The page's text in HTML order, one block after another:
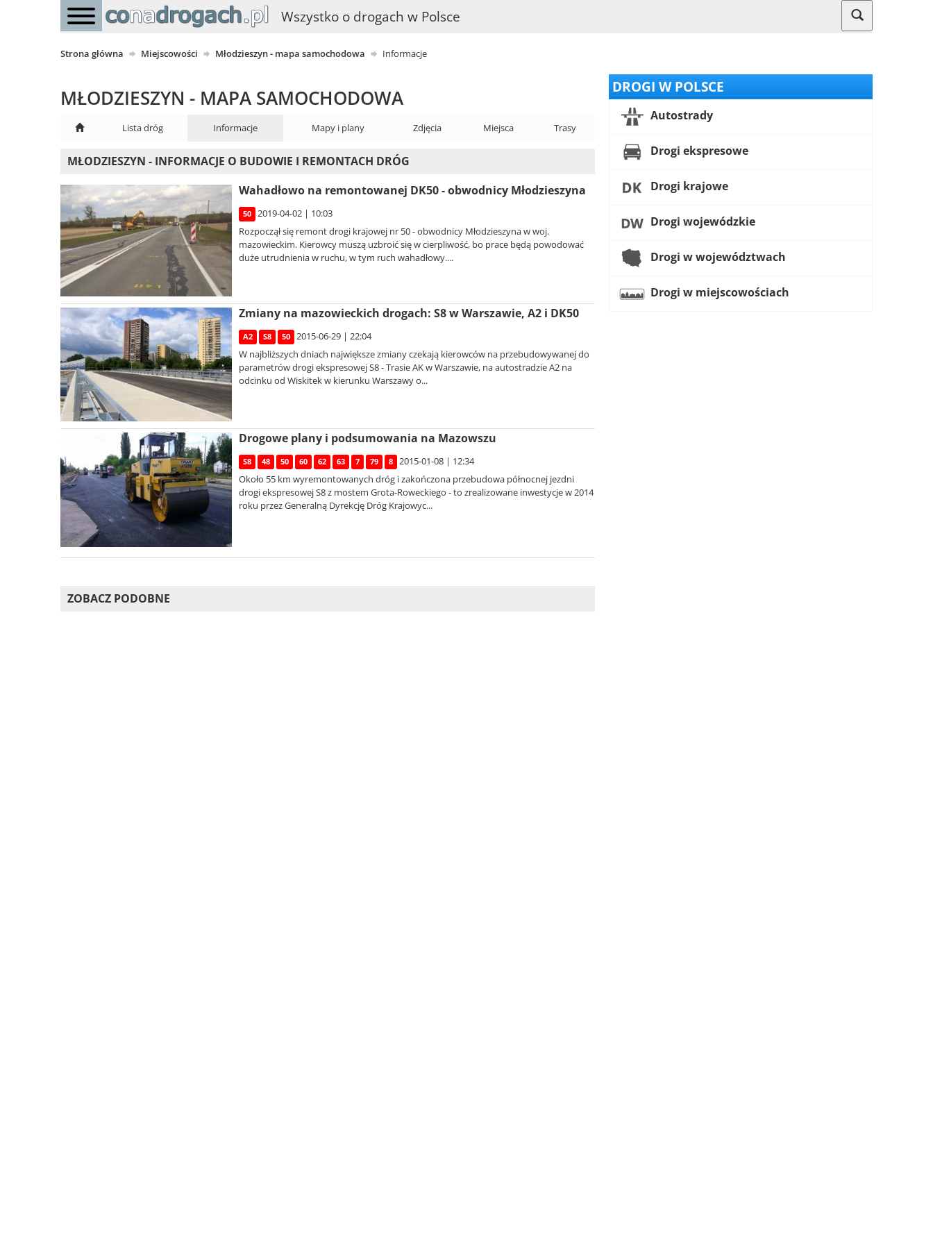
Wszystko o drogach w Polsce
Strona główna Miejscowości Młodzieszyn - mapa samochodowa Informacje
MŁODZIESZYN - MAPA SAMOCHODOWA
Lista dróg Informacje Mapy i plany Zdjęcia Miejsca Trasy
MŁODZIESZYN - INFORMACJE O BUDOWIE I REMONTACH DRÓG
Wahadłowo na remontowanej DK50 - obwodnicy Młodzieszyna
50
2019-04-02 | 10:03
Rozpoczął się remont drogi krajowej nr 50 - obwodnicy Młodzieszyna w woj.
mazowieckim. Kierowcy muszą uzbroić się w cierpliwość, bo prace będą powodować
duże utrudnienia w ruchu, w tym ruch wahadłowy....
Zmiany na mazowieckich drogach: S8 w Warszawie, A2 i DK50
A2 S8 50
2015-06-29 | 22:04
W najbliższych dniach największe zmiany czekają kierowców na przebudowywanej do
parametrów drogi ekspresowej S8 - Trasie AK w Warszawie, na autostradzie A2 na
odcinku od Wiskitek w kierunku Warszawy o...
Drogowe plany i podsumowania na Mazowszu
S8 48 50 60 62 63 7 79 8
2015-01-08 | 12:34
Około 55 km wyremontowanych dróg i zakończona przebudowa północnej jezdni
drogi ekspresowej S8 z mostem Grota-Roweckiego - to zrealizowane inwestycje w 2014
roku przez Generalną Dyrekcję Dróg Krajowyc...
ZOBACZ PODOBNE
DROGI W POLSCE
Autostrady
Drogi ekspresowe
Drogi krajowe
Drogi wojewódzkie
Drogi w województwach
Drogi w miejscowościach